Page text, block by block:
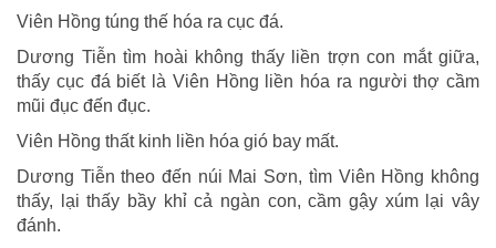
Viên Hồng túng thế hóa ra cục đá.
Dương Tiễn tìm hoài không thấy liền trợn con mắt giữa,
thấy cục đá biết là Viên Hồng liền hóa ra người thợ cầm
mũi đục đến đục.
Viên Hồng thất kinh liền hóa gió bay mất.
Dương Tiễn theo đến núi Mai Sơn, tìm Viên Hồng không
thấy, lại thấy bầy khỉ cả ngàn con, cầm gậy xúm lại vây
đánh.